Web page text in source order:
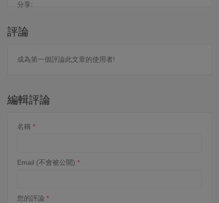
分享:
評論
成為第一個評論此文章的使用者!
編輯評論
名稱
Email (不會被公開)
您的評論